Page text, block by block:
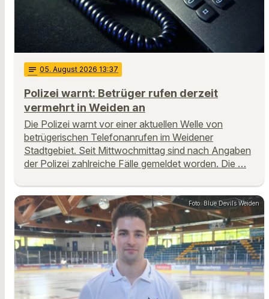
notes 05. August 2026 13:37
Polizei warnt: Betrüger rufen derzeit
vermehrt in Weiden an
Die Polizei warnt vor einer aktuellen Welle von
betrügerischen Telefonanrufen im Weidener
Stadtgebiet. Seit Mittwochmittag sind nach Angaben
der Polizei zahlreiche Fälle gemeldet worden. Die …
Foto: Blue Devils Weiden